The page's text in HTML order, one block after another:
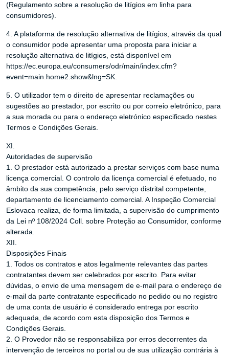
(Regulamento sobre a resolução de litígios em linha para
consumidores).
4. A plataforma de resolução alternativa de litígios, através da qual
o consumidor pode apresentar uma proposta para iniciar a
resolução alternativa de litígios, está disponível em
https://ec.europa.eu/consumers/odr/main/index.cfm?
event=main.home2.show&lng=SK.
5. O utilizador tem o direito de apresentar reclamações ou
sugestões ao prestador, por escrito ou por correio eletrónico, para
a sua morada ou para o endereço eletrónico especificado nestes
Termos e Condições Gerais.
XI.
Autoridades de supervisão
1. O prestador está autorizado a prestar serviços com base numa
licença comercial. O controlo da licença comercial é efetuado, no
âmbito da sua competência, pelo serviço distrital competente,
departamento de licenciamento comercial. A Inspeção Comercial
Eslovaca realiza, de forma limitada, a supervisão do cumprimento
da Lei nº 108/2024 Coll. sobre Proteção ao Consumidor, conforme
alterada.
XII.
Disposições Finais
1. Todos os contratos e atos legalmente relevantes das partes
contratantes devem ser celebrados por escrito. Para evitar
dúvidas, o envio de uma mensagem de e-mail para o endereço de
e-mail da parte contratante especificado no pedido ou no registro
de uma conta de usuário é considerado entrega por escrito
adequada, de acordo com esta disposição dos Termos e
Condições Gerais.
2. O Provedor não se responsabiliza por erros decorrentes da
intervenção de terceiros no portal ou de sua utilização contrária à